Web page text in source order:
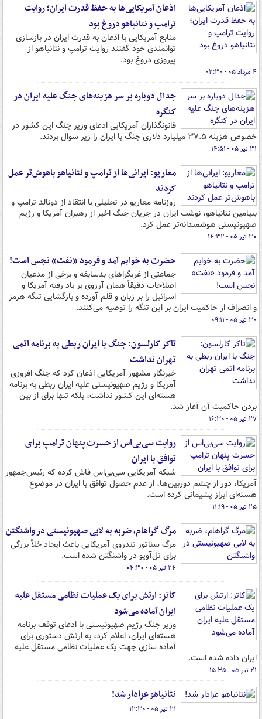
اذعان آمریکایی‌ها به حفظ قدرت ایران؛ روایت
ترامپ و نتانیاهو دروغ بود
منابع آمریکایی با اذعان به قدرت ایران در بازسازی
توانمندی خود گفتند روایت ترامپ و نتانیاهو از
پیروزی دروغ بود.
۴ مرداد ۰۵ - ۰۲:۳۰
جدال دوباره بر سر هزینه‌های جنگ علیه ایران در
کنگره
قانونگذاران آمریکایی ادعای وزیر جنگ این کشور در
خصوص هزینه ۳۷.۵ میلیارد دلاری جنگ با ایران را زیر سوال بردند.
۳۱ تیر ۰۵ - ۱۴:۵۱
معاریو: ایرانی‌ها از ترامپ و نتانیاهو باهوش‌تر عمل
کردند
روزنامه معاریو در تحلیلی با انتقاد از دونالد ترامپ و
بنیامین نتانیاهو، نوشت ایران در جریان جنگ اخیر از رهبران آمریکا و رژیم
صهیونیستی هوشمندانه‌تر عمل کرد.
۳۰ تیر ۰۵ - ۱۴:۳۲
حضرت به خوابم آمد و فرمود «نفت» نجس است!
جماعتی از غربگراهای بدسابقه و برخی از مدعیان
اصلاحات دقیقاً همان آرزوی بر باد رفته آمریکا و
اسرائیل را بر زبان و قلم آورده و بازگشایی تنگه هرمز
و انصراف از حاکمیت ایران بر این تنگه را توصیه می‌کنند.
۳۰ تیر ۰۵ - ۰۹:۱۱
تاکر کارلسون: جنگ با ایران ربطی به برنامه اتمی
تهران نداشت
خبرنگار مشهور آمریکایی اذعان کرد که جنگ افروزی
آمریکا و رژیم صهیونیستی علیه ایران ربطی به برنامه
هسته‌ای این کشور نداشت، بلکه تنها برای از بین
بردن حاکمیت آن آغاز شد.
۲۷ تیر ۰۵ - ۱۶:۳۰
روایت سی‌بی‌اس از حسرت پنهان ترامپ برای
توافق با ایران
شبکه آمریکایی سی‌بی‌اس فاش کرده که رئیس‌جمهور
آمریکا، دور از چشم دوربین‌ها، از عدم حصول توافق با ایران در موضوع
هسته‌ای ابراز پشیمانی کرده است.
۲۵ تیر ۰۵ - ۱۱:۱۹
مرگ گراهام، ضربه به لابی صهیونیستی در واشنگتن
مرگ سناتور تندروی آمریکایی باعث ایجاد خلأ بزرگی
برای تل‌آویو در واشنگتن شده است.
۲۴ تیر ۰۵ - ۰۴:۳۰
کاتز: ارتش برای یک عملیات نظامی مستقل علیه
ایران آماده می‌شود
وزیر جنگ رژیم صهیونیستی با ادعای توقف برنامه
هسته‌ای ایران، اعلام کرد، به ارتش دستوری برای
آماده سازی جهت یک عملیات نظامی مستقل علیه
ایران داده شده است.
۲۱ تیر ۰۵ - ۱۵:۳۵
نتانیاهو عزادار شد!
۲۱ تیر ۰۵ - ۱۲:۳۰